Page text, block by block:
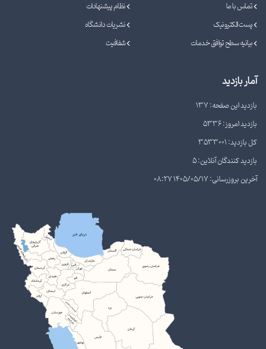
تماس با ما
نظام پیشنهادات
پست الکترونیک
نشریات دانشگاه
بیانیه سطح توافق خدمات
شفافیت
آمار بازدید
بازدید این صفحه: 137
بازدید امروز: 5336
کل بازدید: 3533001
بازدید کنندگان آنلاین: 5
آخرین بروزرسانی: 1405/05/17 08:27